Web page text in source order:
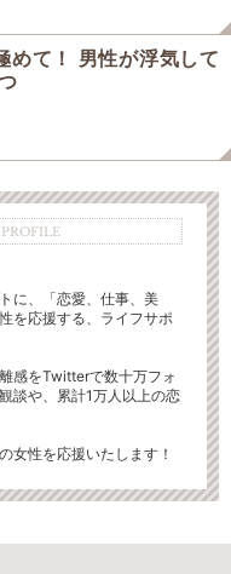
めて！ 男性が浮気して
に、「恋愛、仕事、美
を応援する、ライフサポ
感をTwitterで数十万フォ
談や、累計1万人以上の恋
女性を応援いたします！